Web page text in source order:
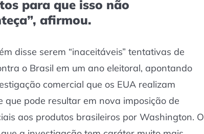
para que isso não
afirmou.
disse serem “inaceitáveis” tentativas de
o Brasil em um ano eleitoral, apontando
comercial que os EUA realizam
que pode resultar em nova imposição de
aos produtos brasileiros por Washington. O